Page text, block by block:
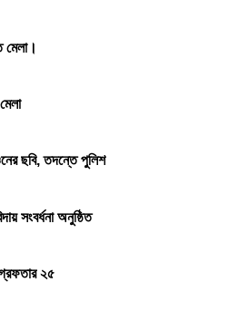
মেলা।
ছবি, তদন্তে পুলিশ
সংবর্ধনা অনুষ্ঠিত
২৫